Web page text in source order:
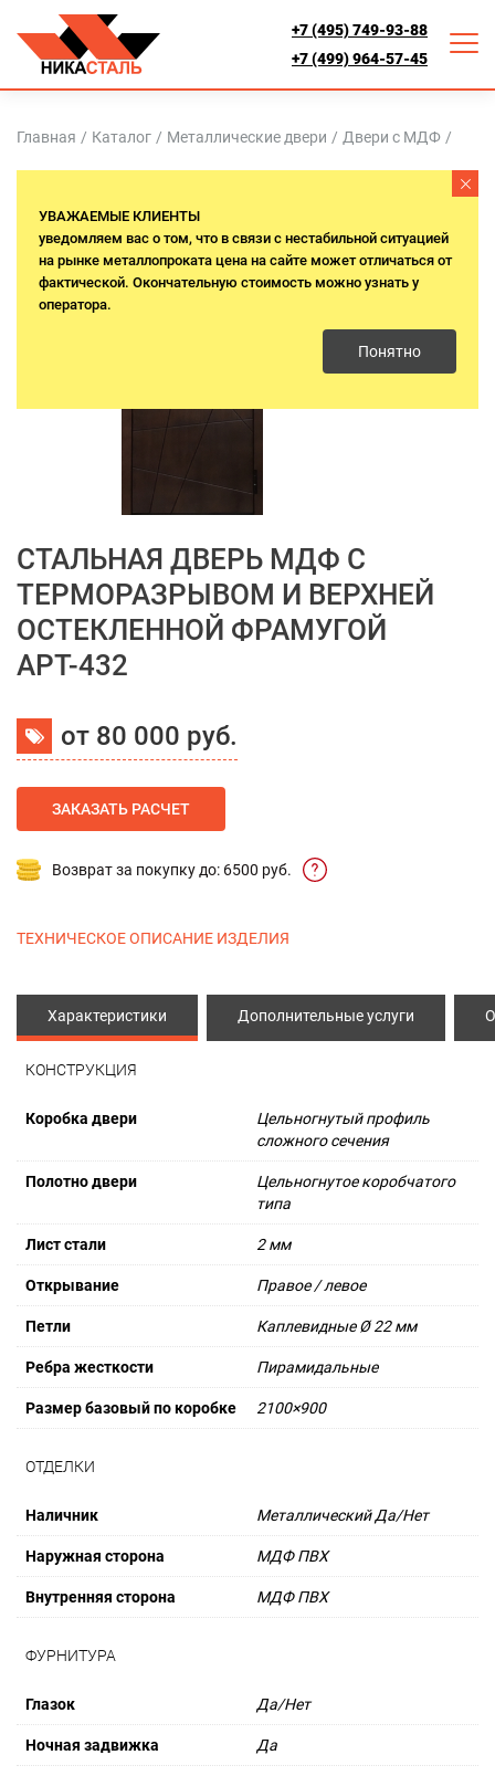
+7 (495) 749-93-88
+7 (499) 964-57-45
Главная / Каталог / Металлические двери / Двери с МДФ /
Термо
СТАЛЬНАЯ ДВЕРЬ МДФ С
ТЕРМОРАЗРЫВОМ И ВЕРХНЕЙ
ОСТЕКЛЕННОЙ ФРАМУГОЙ
АРТ-432
от 80 000 руб.
ЗАКАЗАТЬ РАСЧЕТ
Возврат за покупку до: 6500 руб.
ТЕХНИЧЕСКОЕ ОПИСАНИЕ ИЗДЕЛИЯ
Характеристики Дополнительные услуги
КОНСТРУКЦИЯ
Коробка двери
Цельногнутый профиль
сложного сечения
Полотно двери
Цельногнутое коробчатого
типа
Лист стали 2 мм
Открывание Правое / левое
Петли Каплевидные Ø 22 мм
Ребра жесткости Пирамидальные
Размер базовый по коробке 2100×900
ОТДЕЛКИ
Наличник Металлический Да/Нет
Наружная сторона МДФ ПВХ
Внутренняя сторона МДФ ПВХ
ФУРНИТУРА
Глазок Да/Нет
Ночная задвижка Да
УВАЖАЕМЫЕ КЛИЕНТЫ
уведомляем вас о том, что в связи с нестабильной ситуацией
на рынке металлопроката цена на сайте может отличаться от
фактической. Окончательную стоимость можно узнать у
оператора.
Понятно